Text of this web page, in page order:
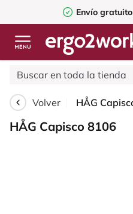
Envío gratuito
Volver
HÅG Capisco 8106